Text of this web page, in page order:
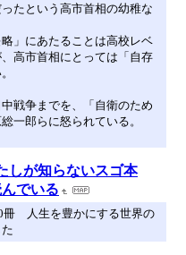
たという高市首相の幼稚な
」にあたることは高校レベ
高市首相にとっては「自存
戦争までを、「自衛のため
一郎らに怒られている。
しが知らないスゴ本
でいる
冊 人生を豊かにする世界の